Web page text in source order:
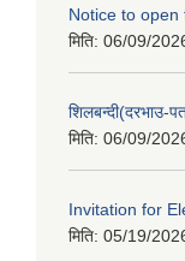
Notice to open
मिति: 06/09/
शिलबन्दी(दरभाउ-
मिति: 06/09/
Invitation for
मिति: 05/19/